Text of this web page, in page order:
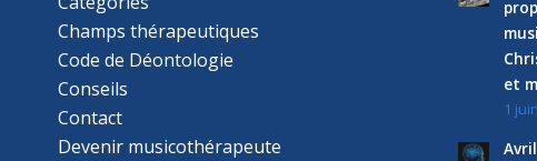
Champs thérapeutiques
Code de Déontologie
Conseils
Contact
Devenir musicothérapeute
et
1